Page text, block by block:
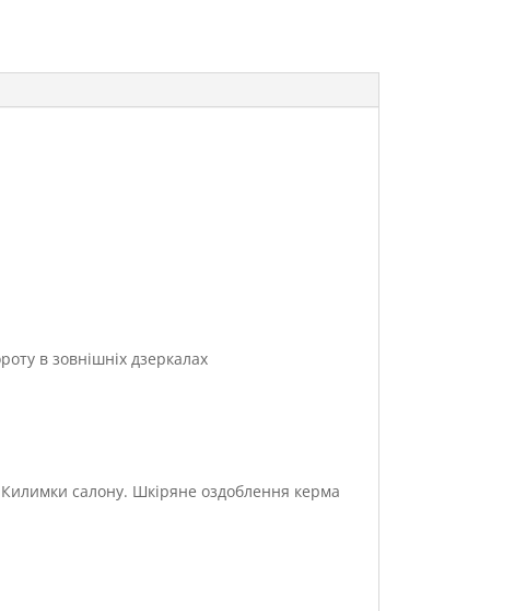
в зовнішніх дзеркалах
салону. Шкіряне оздоблення керма